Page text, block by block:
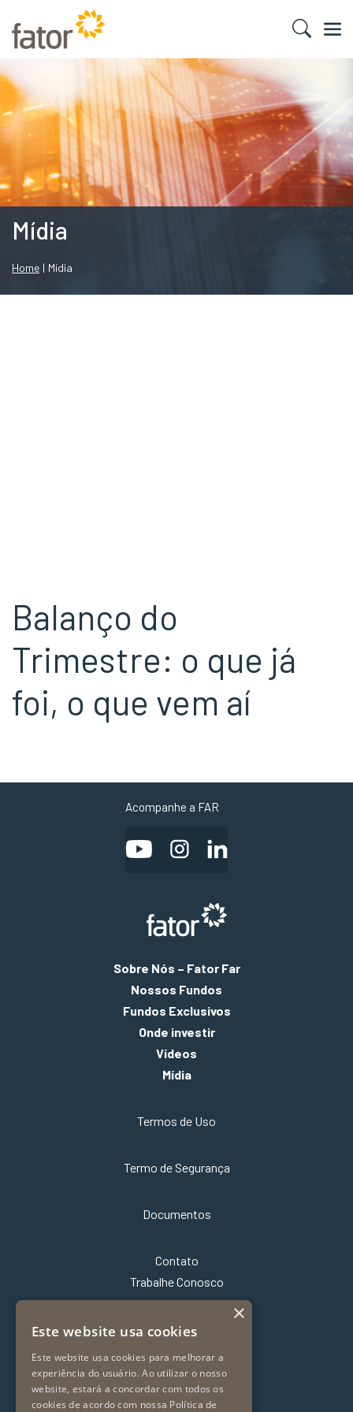
Mídia
Home | Mídia
Balanço do
Trimestre: o que já
foi, o que vem aí
Acompanhe a FAR
Sobre Nós – Fator Far
Nossos Fundos
Fundos Exclusivos
Onde investir
Vídeos
Mídia
Termos de Uso
Termo de Segurança
Documentos
Contato
Trabalhe Conosco
×
Este website usa cookies
Este website usa cookies para melhorar a
experiência do usuário. Ao utilizar o nosso
website, estará a concordar com todos os
cookies de acordo com nossa Política de